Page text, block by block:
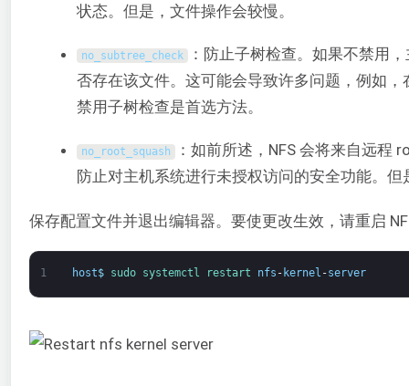
状态。但是，文件操作会较慢。
no_subtree_check ：防止子树检查。如果不禁用
否存在该文件。这可能会导致许多问题，例如
禁用子树检查是首选方法。
no_root_squash ：如前所述，NFS 会将来自远程
防止对主机系统进行未授权访问的安全功能。
保存配置文件并退出编辑器。要使更改生效，请重启
1 host$ sudo systemctl restart nfs - kernel -server